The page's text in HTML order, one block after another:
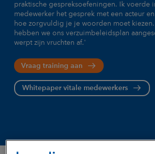
praktische gespreksoefeningen. Ik voerde
medewerker het gesprek met een acteur
hoe zorgvuldig je je woorden moet
hebben we ons verzuimbeleidsplan
werpt zijn vruchten af.'
Vraag training aan
Whitepaper vitale medewerkers